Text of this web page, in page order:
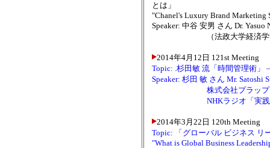
とは」
"Chanel's Luxury Brand Marketing
Speaker: 中谷 安男 さん Dr. Yasuo
（法政大学経済学部教授、
2014年4月12日 121st Meeting
Topic: .杉田敏 流「時間管理術
Speaker: 杉田 敏 さん Mr. Satoshi
株式会社プラップジャ
NHKラジオ「実践ビジ
2014年3月22日 120th Meeting
Topic: 「グローバル ビジネス リ
"What is Global Business